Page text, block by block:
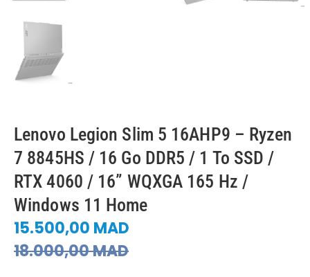
Lenovo Legion Slim 5 16AHP9 – Ryzen
7 8845HS / 16 Go DDR5 / 1 To SSD /
RTX 4060 / 16” WQXGA 165 Hz /
Windows 11 Home
18.000,00MAD
15.500,00 MAD